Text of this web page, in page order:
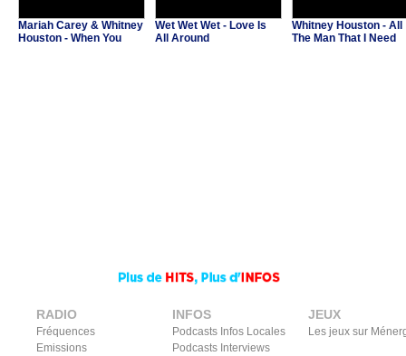
Mariah Carey & Whitney
Houston - When You
Wet Wet Wet - Love Is
All Around
Whitney Houston - All
The Man That I Need
RADIO
Fréquences
Emissions
INFOS
Podcasts Infos Locales
Podcasts Interviews
JEUX
Les jeux sur